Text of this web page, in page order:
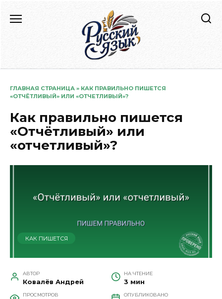
содержанию
ГЛАВНАЯ СТРАНИЦА » КАК ПРАВИЛЬНО ПИШЕТСЯ
«ОТЧЁТЛИВЫЙ» ИЛИ «ОТЧЕТЛИВЫЙ»?
Как правильно пишется
«Отчётливый» или
«отчетливый»?
КАК ПИШЕТСЯ
АВТОР
Ковалёв Андрей
НА ЧТЕНИЕ
3 мин
ПРОСМОТРОВ ОПУБЛИКОВАНО